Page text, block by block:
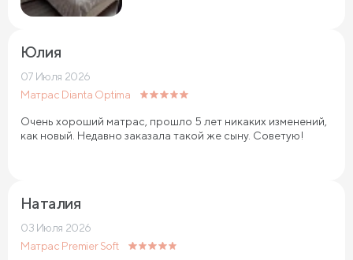
Юлия
Матрас Dianta Optima
07 Июля 2026
Очень хороший матрас, прошло 5 лет никаких изменений,
как новый. Недавно заказала такой же сыну. Советую!
Наталия
Матрас Premier Soft
03 Июля 2026